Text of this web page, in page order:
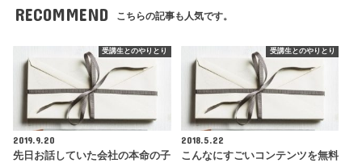
RECOMMEND こちらの記事も人気です。
受講生とのやりとり
2019.9.20
先日お話していた会社の本命の子
受講生とのやりとり
2018.5.22
こんなにすごいコンテンツを無料